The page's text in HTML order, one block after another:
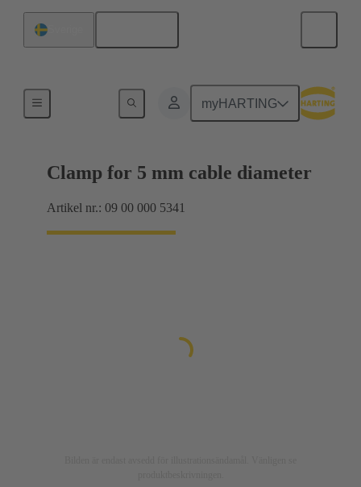
myHARTING
Skärmningsram greppramar
Clamp for 5 mm cable diameter
Artikel nr.: 09 00 000 5341